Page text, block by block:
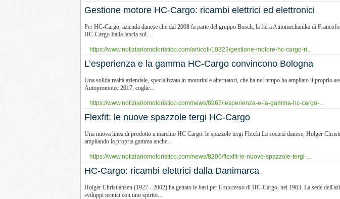
Gestione motore HC-Cargo: ricambi elettrici ed elettronici
Per HC-Cargo, azienda danese che dal 2008 fa parte del gruppo Bosch, la fiera Automechanika di
HC-Cargo Italia lancia sul...
https://www.notiziariomotoristico.com/articoli/10323/gestione-motore-hc-cargo-ri...
L’esperienza e la gamma HC-Cargo convincono Bologna
Una solida realtà aziendale, specializzata in motorini e alternatori, che ha nel tempo ha ampliato il
Autopromotec 2017, coglie...
https://www.notiziariomotoristico.com/news/8967/lesperienza-e-la-gamma-hc-cargo-...
Flexfit: le nuove spazzole tergi HC-Cargo
Una nuova linea di prodotto a marchio HC Cargo: le spazzole tergi Flexfit.La società danese, Holger
ampliando la propria gamma anche...
https://www.notiziariomotoristico.com/news/8206/flexfit-le-nuove-spazzole-tergi-...
HC-Cargo: ricambi elettrici dalla Danimarca
Holger Christiansen (1927 - 2002) ha gettato le basi per il successo di HC-Cargo, nel 1963. La sede
sviluppi tecnici con uno spirito...